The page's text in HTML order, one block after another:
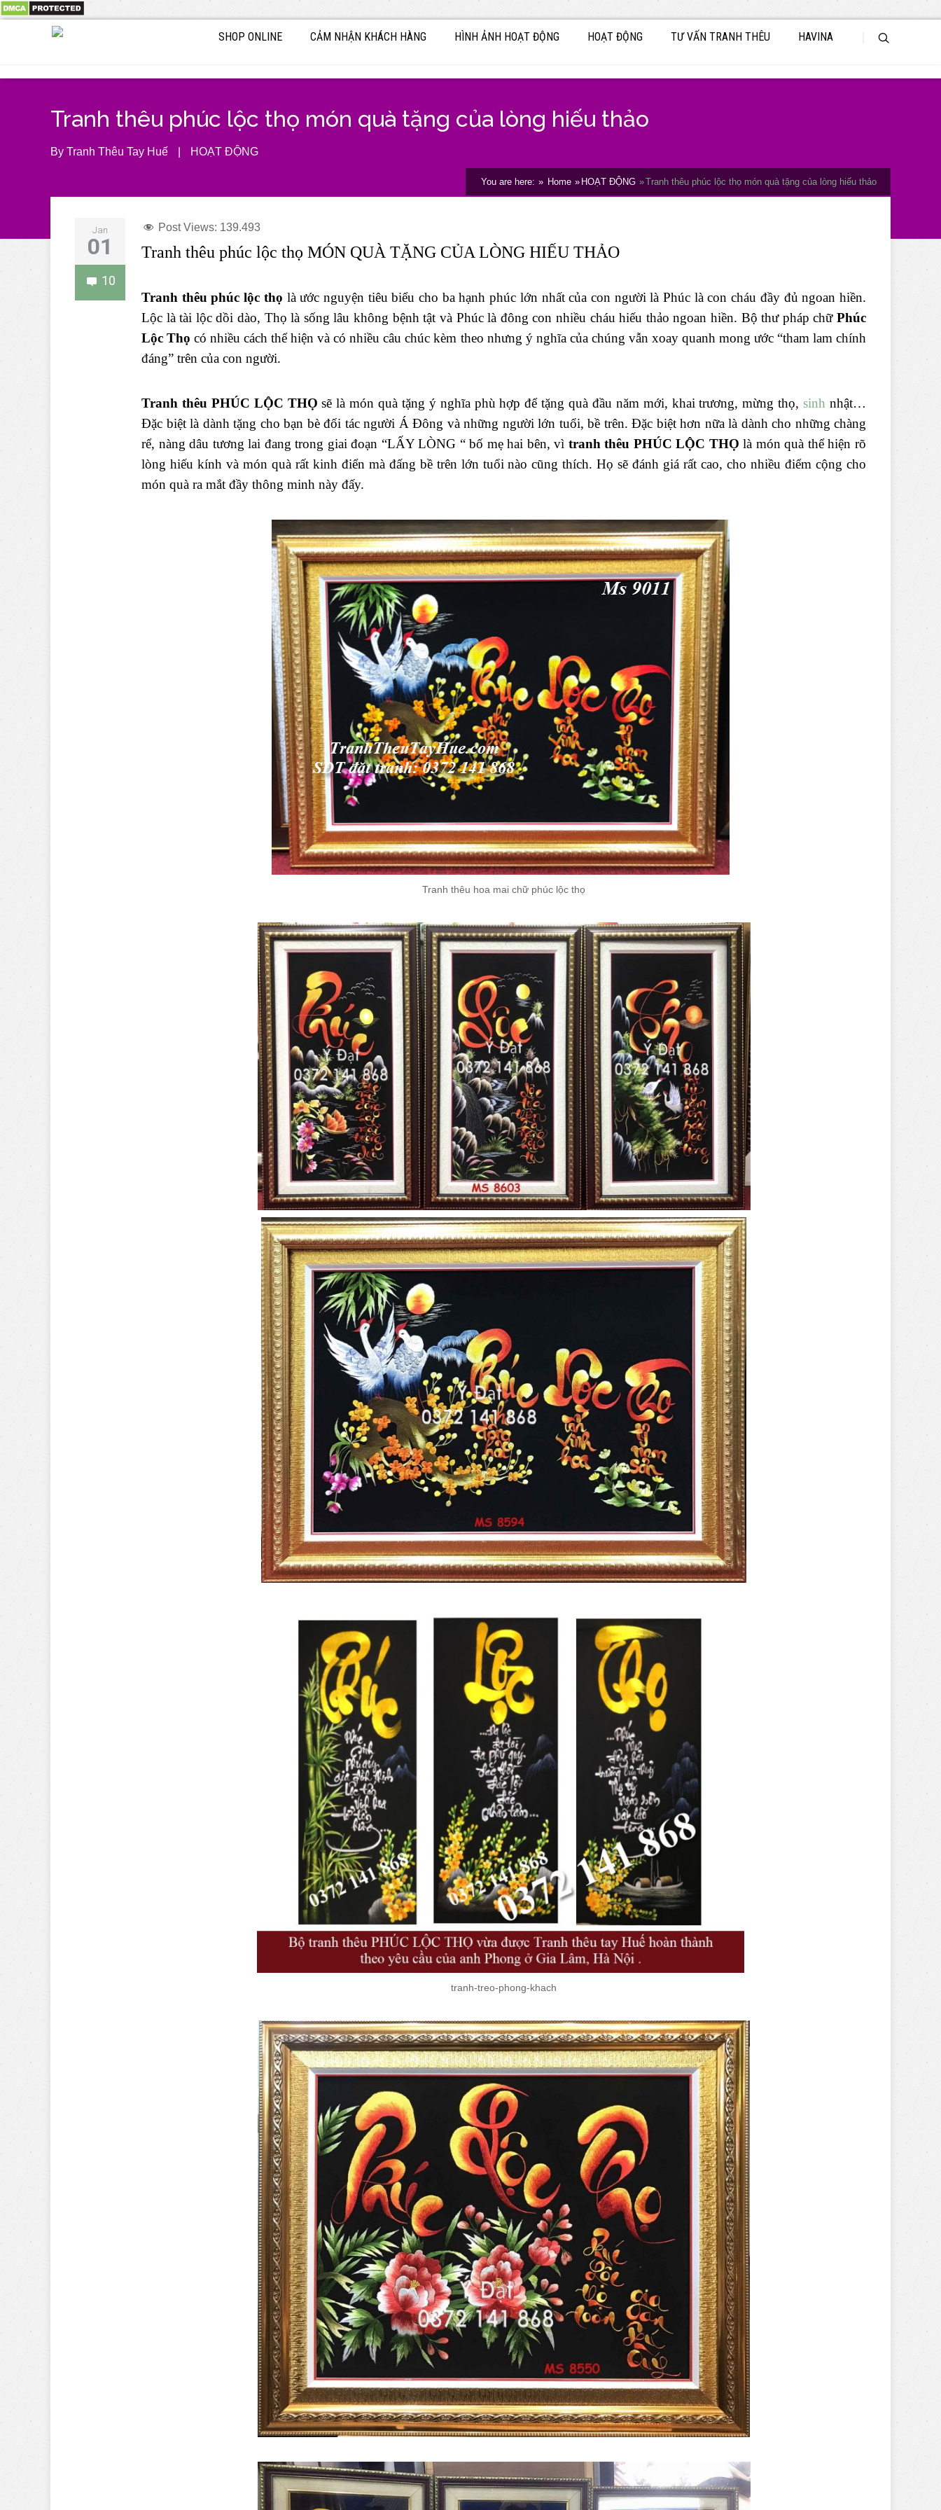
SHOP ONLINE CẢM NHẬN KHÁCH HÀNG HÌNH ẢNH HOẠT ĐỘNG HOẠT ĐỘNG TƯ VẤN TRANH THÊU HAVINA
Tranh thêu phúc lộc thọ món quà tặng của lòng hiếu thảo
By Tranh Thêu Tay Huế HOẠT ĐỘNG
You are here: Home HOẠT ĐỘNG Tranh thêu phúc lộc thọ món quà tặng của lòng hiếu thảo
Jan
01
10
Post Views: 139.493
Tranh thêu phúc lộc thọ MÓN QUÀ TẶNG CỦA LÒNG HIẾU THẢO
Tranh thêu phúc lộc thọ là ước nguyện tiêu biểu cho ba hạnh phúc lớn nhất của con người là Phúc là con cháu đầy đủ ngoan hiền.
Lộc là tài lộc dồi dào, Thọ là sống lâu không bệnh tật và Phúc là đông con nhiều cháu hiếu thảo ngoan hiền. Bộ thư pháp chữ Phúc
Lộc Thọ có nhiều cách thể hiện và có nhiều câu chúc kèm theo nhưng ý nghĩa của chúng vẫn xoay quanh mong ước “tham lam chính
đáng” trên của con người.
Tranh thêu PHÚC LỘC THỌ sẽ là món quà tặng ý nghĩa phù hợp để tặng quà đầu năm mới, khai trương, mừng thọ,sinh nhật…
Đặc biệt là dành tặng cho bạn bè đối tác người Á Đông và những người lớn tuổi, bề trên. Đặc biệt hơn nữa là dành cho những chàng
rể, nàng dâu tương lai đang trong giai đoạn “LẤY LÒNG “ bố mẹ hai bên, vì tranh thêu PHÚC LỘC THỌ là món quà thể hiện rõ
lòng hiếu kính và món quà rất kinh điển mà đấng bề trên lớn tuổi nào cũng thích. Họ sẽ đánh giá rất cao, cho nhiều điểm cộng cho
món quà ra mắt đầy thông minh này đấy.
Tranh thêu hoa mai chữ phúc lộc thọ
tranh-treo-phong-khach